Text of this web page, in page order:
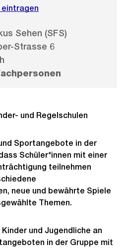
eintragen
Sehen (SFS)
Strasse 6
und Regelschulen
Sportangebote in der
Schüler*innen mit einer
teilnehmen
neue und bewährte Spiele
Themen.
und Jugendliche an
in der Gruppe mit